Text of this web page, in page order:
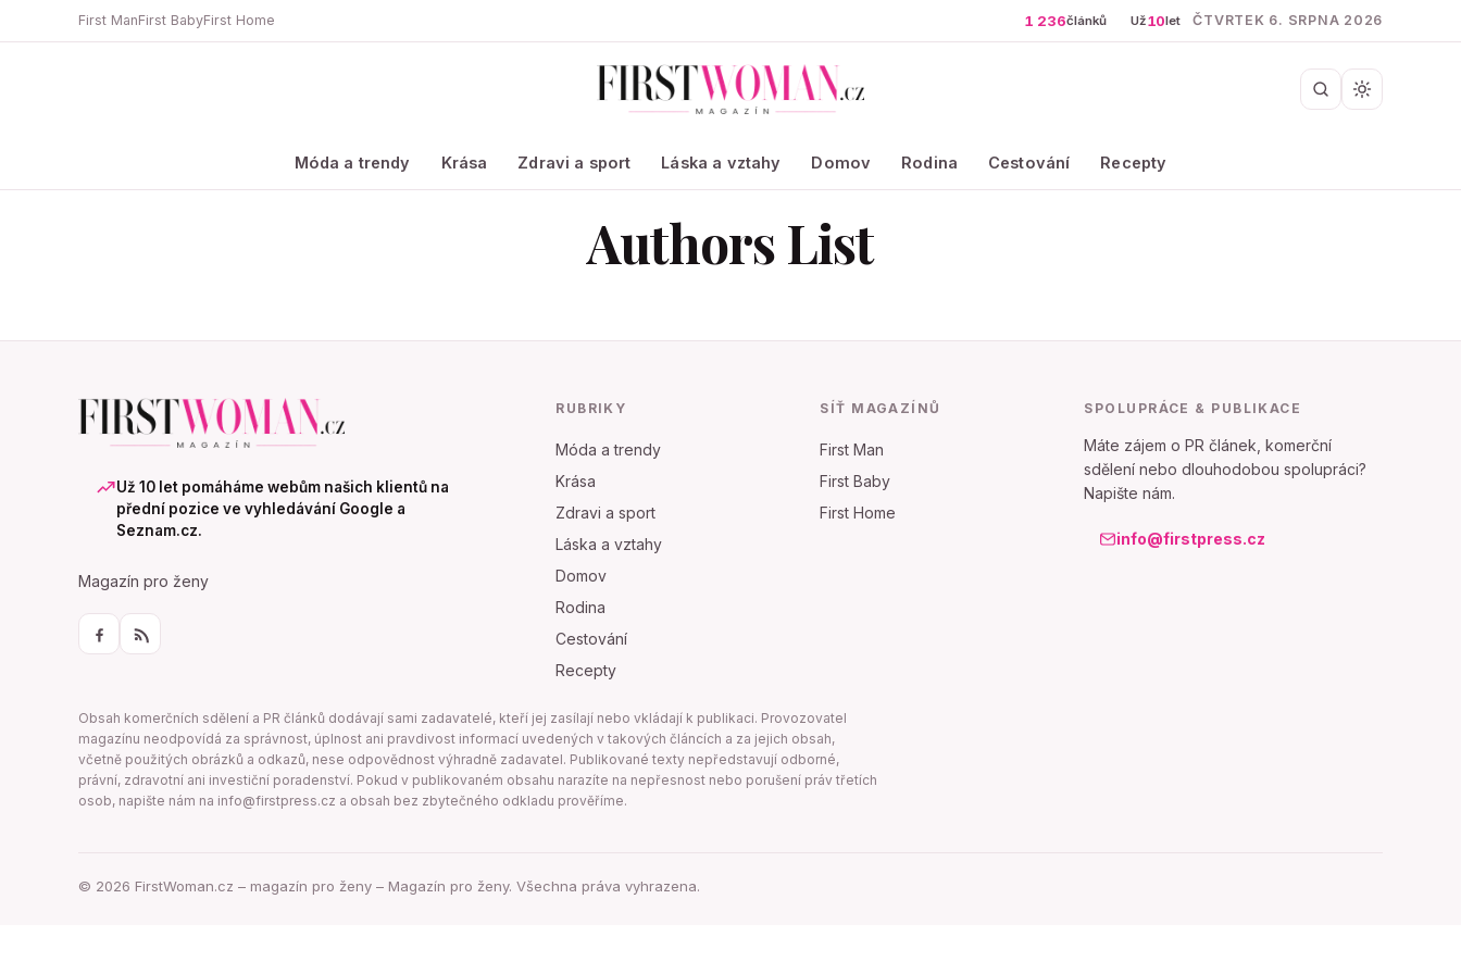
First ManFirst BabyFirst Home 1 236článků Už10let ČTVRTEK 6. SRPNA 2026
Móda a trendy Krása Zdravi a sport Láska a vztahy Domov Rodina Cestování Recepty
Authors List
Už 10 let pomáháme webům našich klientů na
přední pozice ve vyhledávání Google a
Seznam.cz.
Magazín pro ženy
RUBRIKY
Móda a trendy
Krása
Zdravi a sport
Láska a vztahy
Domov
Rodina
Cestování
Recepty
SÍŤ MAGAZÍNŮ
First Man
First Baby
First Home
SPOLUPRÁCE & PUBLIKACE
Máte zájem o PR článek, komerční
sdělení nebo dlouhodobou spolupráci?
Napište nám.
info@firstpress.cz
Obsah komerčních sdělení a PR článků dodávají sami zadavatelé, kteří jej zasílají nebo vkládají k publikaci. Provozovatel
magazínu neodpovídá za správnost, úplnost ani pravdivost informací uvedených v takových článcích a za jejich obsah,
včetně použitých obrázků a odkazů, nese odpovědnost výhradně zadavatel. Publikované texty nepředstavují odborné,
právní, zdravotní ani investiční poradenství. Pokud v publikovaném obsahu narazíte na nepřesnost nebo porušení práv třetích
osob, napište nám na info@firstpress.cz a obsah bez zbytečného odkladu prověříme.
© 2026 FirstWoman.cz – magazín pro ženy – Magazín pro ženy. Všechna práva vyhrazena.